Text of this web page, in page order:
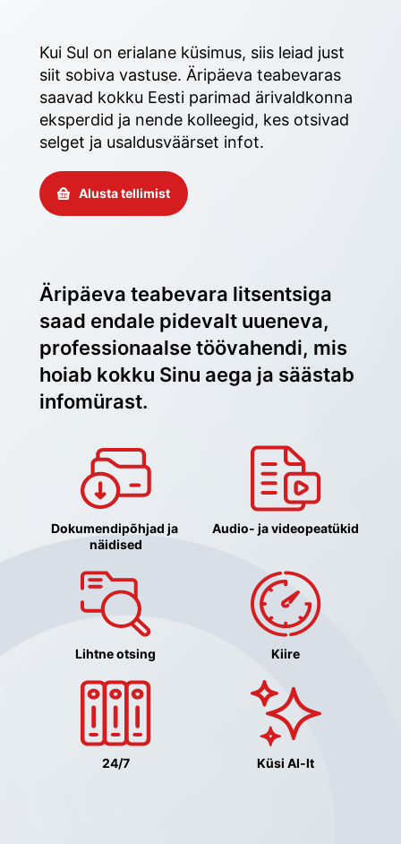
Kui Sul on erialane küsimus, siis leiad just
siit sobiva vastuse. Äripäeva teabevaras
saavad kokku Eesti parimad ärivaldkonna
eksperdid ja nende kolleegid, kes otsivad
selget ja usaldusväärset infot.
Alusta tellimist
Äripäeva teabevara litsentsiga
saad endale pidevalt uueneva,
professionaalse töövahendi, mis
hoiab kokku Sinu aega ja säästab
infomürast.
Dokumendipõhjad ja
näidised
Audio- ja videopeatükid
Lihtne otsing Kiire
24/7 Küsi AI-lt